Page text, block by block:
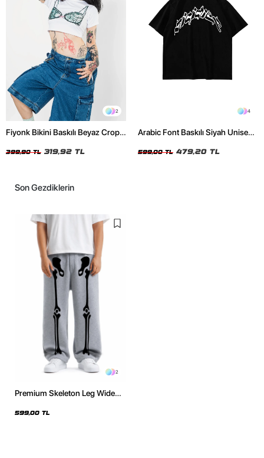
2
Fiyonk Bikini Baskılı Beyaz Crop
399,90 TL 319,92 TL
4
Arabic Font Baskılı Siyah Unisex
599,00 TL 479,20 TL
Son Gezdiklerin
2
Premium Skeleton Leg Wide
599,00 TL